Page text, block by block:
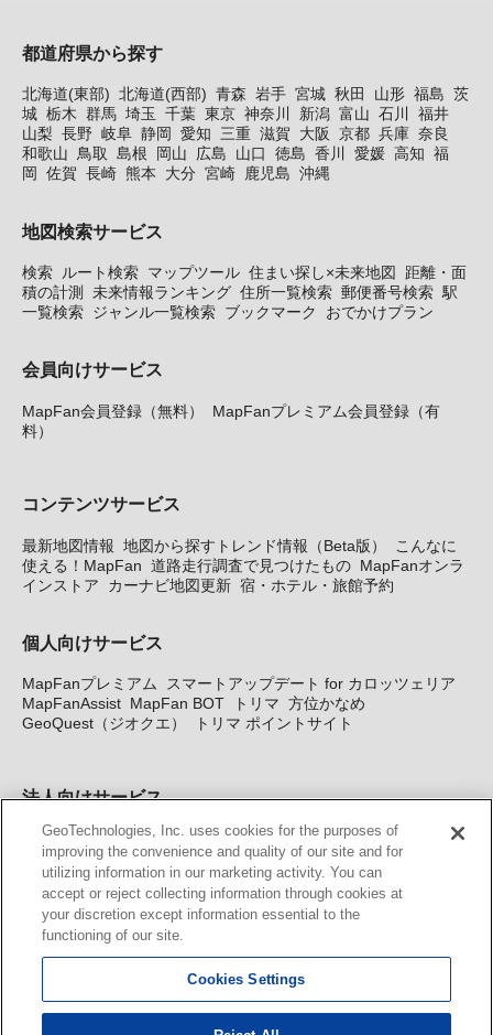
都道府県から探す
北海道(東部) 北海道(西部) 青森 岩手 宮城 秋田 山形 福島 茨
城 栃木 群馬 埼玉 千葉 東京 神奈川 新潟 富山 石川
福井
山梨 長野 岐阜 静岡 愛知 三重 滋賀 大阪 京都 兵庫 奈良
和歌山 鳥取 島根 岡山 広島 山口 徳島 香川 愛媛 高知 福
岡
佐賀 長崎 熊本 大分 宮崎 鹿児島 沖縄
地図検索サービス
検索 ルート検索 マップツール 住まい探し×未来地図
距離・面
積の計測
未来情報ランキング 住所一覧検索 郵便番号検索 駅
一覧検索 ジャンル一覧検索 ブックマーク おでかけプラン
会員向けサービス
MapFan会員登録（無料）
MapFanプレミアム会員登録（有
料）
コンテンツサービス
最新地図情報 地図から探すトレンド情報（Beta版）
こんなに
使える！MapFan 道路走行調査で見つけたもの MapFanオンラ
インストア
カーナビ地図更新 宿・ホテル・旅館予約
個人向けサービス
MapFanプレミアム
スマートアップデート for カロッツェリア
MapFanAssist MapFan BOT トリマ 方位かなめ
GeoQuest（ジオクエ）
トリマ ポイントサイト
法人向けサービス
法人向け地図・位置情報サービス WEBサイト・システム向け地
図API Windows PC向け地図開発キット MapFan DB 住所確認
サービス
MAP WORLD+ トリマ広告 Geo-Research
カーナビ地図更新サービス
MapFan スマートメンバーズ
KENWOOD MapFan Club
GeoTechnologies, Inc. uses cookies for the purposes of
improving the convenience and quality of our site and for
utilizing information in our marketing activity. You can
accept or reject collecting information through cookies at
your discretion except information essential to the
functioning of our site.
Cookies Settings